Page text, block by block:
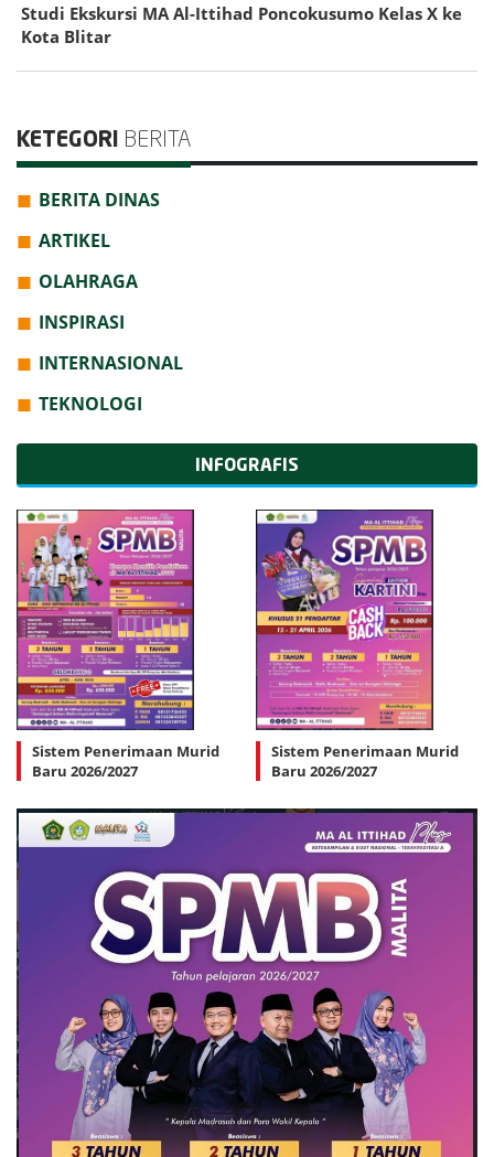
Studi Ekskursi MA Al-Ittihad Poncokusumo Kelas X ke
Kota Blitar
KETEGORI BERITA
BERITA DINAS
ARTIKEL
OLAHRAGA
INSPIRASI
INTERNASIONAL
TEKNOLOGI
INFOGRAFIS
Sistem Penerimaan Murid
Baru 2026/2027
Sistem Penerimaan Murid
Baru 2026/2027